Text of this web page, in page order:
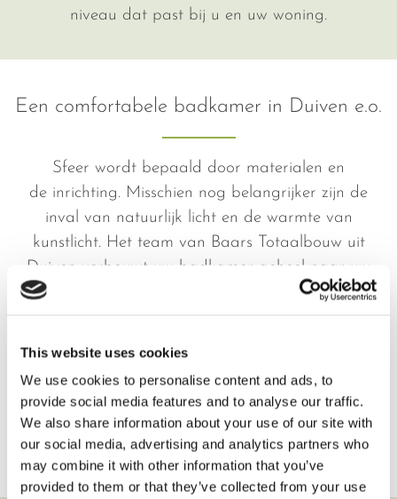
This website uses cookies
We use cookies to personalise content and ads, to
provide social media features and to analyse our traffic.
We also share information about your use of our site with
our social media, advertising and analytics partners who
may combine it with other information that you’ve
provided to them or that they’ve collected from your use
niveau dat past bij u en uw woning.
Een comfortabele badkamer in Duiven e.o.
Sfeer wordt bepaald door materialen en
de inrichting. Misschien nog belangrijker zijn de
inval van natuurlijk licht en de warmte van
kunstlicht. Het team van Baars Totaalbouw uit
Duiven verbouwt uw badkamer geheel naar uw
wens. We verzorgen de afwerking tot in detail.
type voegmiddel.
Bespreek met ons de mogelijkheden